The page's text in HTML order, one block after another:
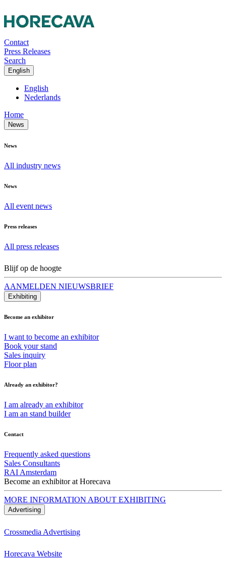
Contact
Press Releases
Search
English
English
Nederlands
Home
News
News
All industry news
News
All event news
Press releases
All press releases
Blijf op de hoogte
AANMELDEN NIEUWSBRIEF
Exhibiting
Become an exhibitor
I want to become an exhibitor
Book your stand
Sales inquiry
Floor plan
Already an exhibitor?
I am already an exhibitor
I am an stand builder
Contact
Frequently asked questions
Sales Consultants
RAI Amsterdam
Become an exhibitor at Horecava
MORE INFORMATION ABOUT EXHIBITING
Advertising
Crossmedia Advertising
Horecava Website